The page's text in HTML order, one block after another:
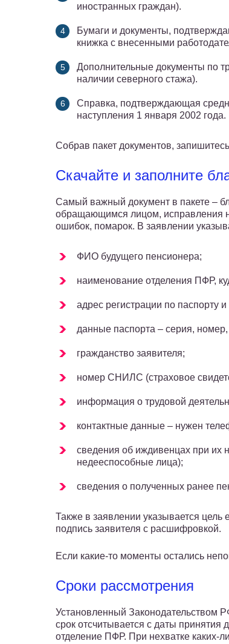
иностранных граждан).
Бумаги и документы,
книжка с внесенными
Дополнительные документы по
наличии северного стажа).
Справка, подтверждающая
наступления 1 января 2002 года.
Собрав пакет документов,
Скачайте и заполните
Самый важный документ в пакете –
обращающимся лицом, исправления
ошибок, помарок. В заявлении
ФИО будущего пенсионера;
наименование отделения ПФР,
адрес регистрации по паспорту
данные паспорта – серия,
гражданство заявителя;
номер СНИЛС (страховое
информация о трудовой
контактные данные – нужен
сведения об иждивенцах при их
недееспособные лица);
сведения о полученных ранее
Также в заявлении указывается цель
подпись заявителя с расшифровкой.
Если какие-то моменты остались
Сроки рассмотрения
Установленный Законодательством
срок отсчитывается с даты
отделение ПФР. При нехватке каких-